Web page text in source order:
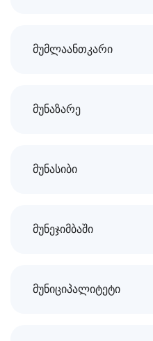
მუმლაანთკარი
მუნაზარე
მუნასიბი
მუნეჯიმბაში
მუნიციპალიტეტი